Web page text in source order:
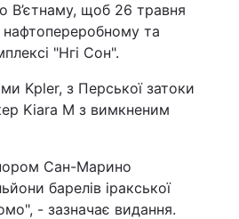
В’єтнаму, щоб 26 травня
та
"Нгі Сон".
Kpler, з Перської затоки
Kiara M з вимкненим
Сан-Марино
барелів іракської
- зазначає видання.